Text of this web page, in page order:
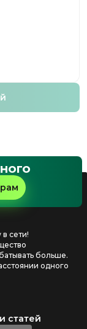
сети!
больше.
одного
статей